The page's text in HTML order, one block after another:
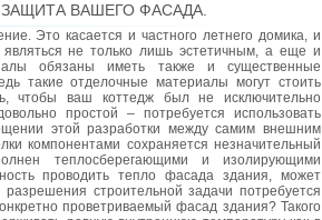
ВАШЕГО ФАСАДА.
Это касается и частного летнего домика, и
не только лишь эстетичным, а еще и
обязаны иметь также и существенные
такие отделочные материалы могут стоить
чтобы ваш коттедж был не исключительно
простой – потребуется использовать
этой разработки между самим внешним
компонентами сохраняется незначительный
теплосберегающими и изолирующими
проводить тепло фасада здания, может
строительной задачи потребуется
проветриваемый фасад здания? Такого